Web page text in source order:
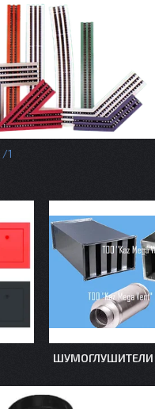
1
ШУМОГЛУШИТЕЛИ